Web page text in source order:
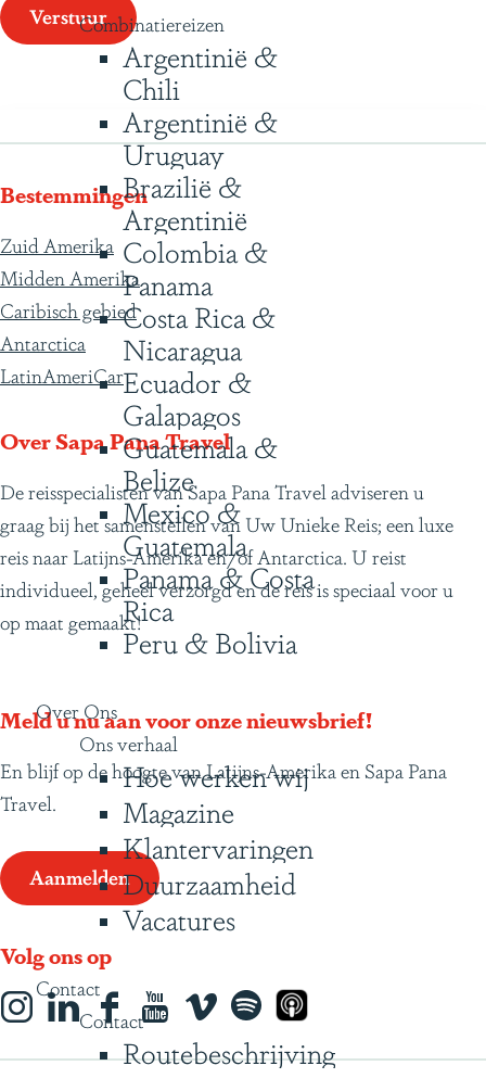
Combinatiereizen
Argentinië &
Chili
Argentinië &
Uruguay
Brazilië &
Argentinië
Colombia &
Panama
Costa Rica &
Nicaragua
Ecuador &
Galapagos
Guatemala &
Belize
Mexico &
Guatemala
Panama & Costa
Rica
Peru & Bolivia
Over Ons
Ons verhaal
Hoe werken wij
Magazine
Klantervaringen
Duurzaamheid
Vacatures
Contact
Contact
Routebeschrijving
Verstuur
Bestemmingen
Zuid Amerika
Midden Amerika
Caribisch gebied
Antarctica
LatinAmeriCar
Over Sapa Pana Travel
De reisspecialisten van Sapa Pana Travel adviseren u
graag bij het samenstellen van Uw Unieke Reis; een luxe
reis naar Latijns-Amerika en/of Antarctica. U reist
individueel, geheel verzorgd en de reis is speciaal voor u
op maat gemaakt!
Meld u nu aan voor onze nieuwsbrief!
En blijf op de hoogte van Latijns-Amerika en Sapa Pana
Travel.
Aanmelden
Volg ons op
I
s
L
i
n
a
c
Y
u
c
S
o
A
p